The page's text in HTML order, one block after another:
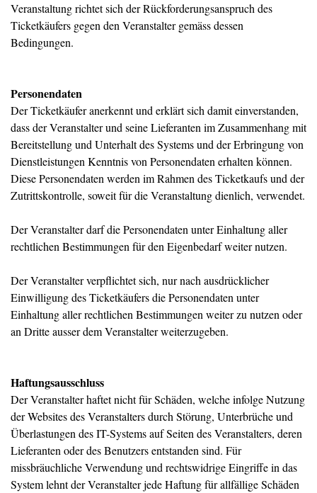
Veranstaltung richtet sich der Rückforderungsanspruch des
Ticketkäufers gegen den Veranstalter gemäss dessen
Bedingungen.
Personendaten
Der Ticketkäufer anerkennt und erklärt sich damit einverstanden,
dass der Veranstalter und seine Lieferanten im Zusammenhang mit
Bereitstellung und Unterhalt des Systems und der Erbringung von
Dienstleistungen Kenntnis von Personendaten erhalten können.
Diese Personendaten werden im Rahmen des Ticketkaufs und der
Zutrittskontrolle, soweit für die Veranstaltung dienlich, verwendet.
Der Veranstalter darf die Personendaten unter Einhaltung aller
rechtlichen Bestimmungen für den Eigenbedarf weiter nutzen.
Der Veranstalter verpflichtet sich, nur nach ausdrücklicher
Einwilligung des Ticketkäufers die Personendaten unter
Einhaltung aller rechtlichen Bestimmungen weiter zu nutzen oder
an Dritte ausser dem Veranstalter weiterzugeben.
Haftungsausschluss
Der Veranstalter haftet nicht für Schäden, welche infolge Nutzung
der Websites des Veranstalters durch Störung, Unterbrüche und
Überlastungen des IT-Systems auf Seiten des Veranstalters, deren
Lieferanten oder des Benutzers entstanden sind. Für
missbräuchliche Verwendung und rechtswidrige Eingriffe in das
System lehnt der Veranstalter jede Haftung für allfällige Schäden